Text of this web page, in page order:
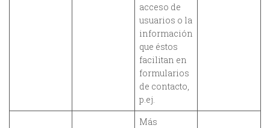
acceso de
usuarios o la
información
que éstos
facilitan en
formularios
de contacto,
p.ej.
Más